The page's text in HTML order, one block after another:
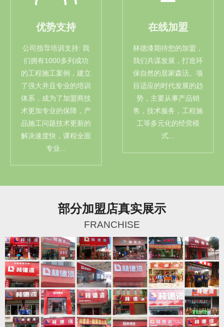
优势支持
公司指导培训支持: 我
们拥有1000多列成功
的工程施工案例，建立
了强大并且专业的培训
体系，成为了加盟商技
术更加专业的保障，产
品施工问题技术更新的
解决速度快，课程全面
专业...
在线加盟
林德漆期待您的加盟，
我们共谋发展，打造环
保自然的居家森活。项
目适应的时代发展的趋
势，主要从事产品销
售，技术服务，工程施
工等多元化的经营模
式...
部分加盟店真实展示
FRANCHISE